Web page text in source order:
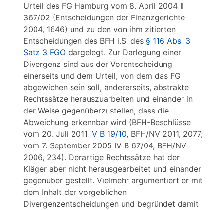
Urteil des FG Hamburg vom 8. April 2004 II
367/02 (Entscheidungen der Finanzgerichte
2004, 1646) und zu den von ihm zitierten
Entscheidungen des BFH i.S. des § 116 Abs. 3
Satz 3 FGO dargelegt. Zur Darlegung einer
Divergenz sind aus der Vorentscheidung
einerseits und dem Urteil, von dem das FG
abgewichen sein soll, andererseits, abstrakte
Rechtssätze herauszuarbeiten und einander in
der Weise gegenüberzustellen, dass die
Abweichung erkennbar wird (BFH-Beschlüsse
vom 20. Juli 2011 IV B 19/10, BFH/NV 2011, 2077;
vom 7. September 2005 IV B 67/04, BFH/NV
2006, 234). Derartige Rechtssätze hat der
Kläger aber nicht herausgearbeitet und einander
gegenüber gestellt. Vielmehr argumentiert er mit
dem Inhalt der vorgeblichen
Divergenzentscheidungen und begründet damit